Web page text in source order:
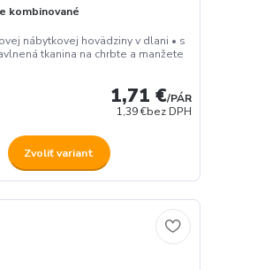
kombinované
nábytkovej hovädziny v dlani • s
tkanina na chrbte a manžete
1,71 €/PÁR
1,39 €bez DPH
Zvoliť variant